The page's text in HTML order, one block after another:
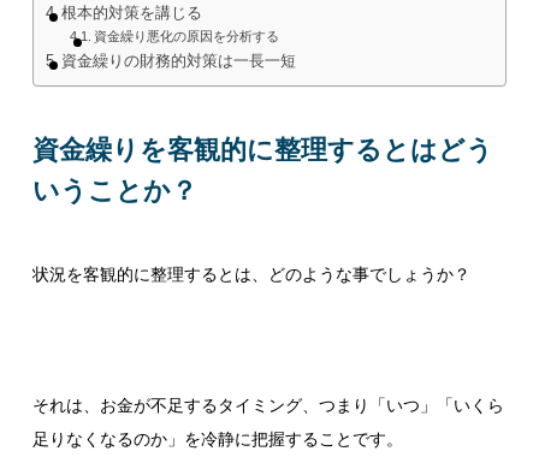
根本的対策を講じる
資金繰り悪化の原因を分析する
資金繰りの財務的対策は一長一短
資金繰りを客観的に整理するとはどう
いうことか？
状況を客観的に整理するとは、どのような事でしょうか？
それは、お金が不足するタイミング、つまり「いつ」「いくら
足りなくなるのか」を冷静に把握することです。